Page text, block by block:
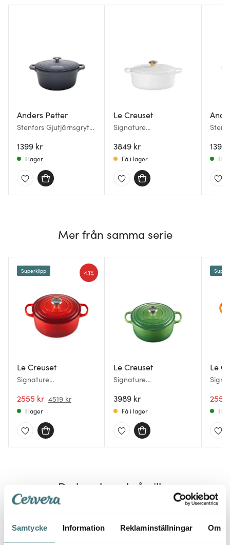
Samtycke Information Reklaminställningar Om
Anders Petter
Stenfors Gjutjärnsgryta
1399 kr
I lager
Le Creuset
Signature
cm 4,1 L white
3849 kr
Få i lager
1399
I
Mer från samma serie
Le Creuset
Signature
cm 5,3 L Cerise
2555 kr 4519 kr
43%
Superklipp
I lager
Le Creuset
Signature
cm 4,2 L Bamboo
Green
3989 kr
Få i lager
Le
cm
I
Du kanske också gillar